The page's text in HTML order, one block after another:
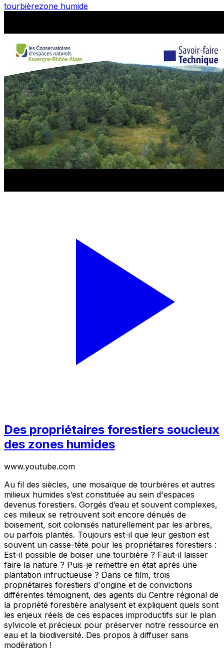
tourbièrezone humide
Des propriétaires forestiers soucieux
des zones humides
www.youtube.com
Au fil des siècles, une mosaïque de tourbières et autres
milieux humides s’est constituée au sein d'espaces
devenus forestiers. Gorgés d’eau et souvent complexes,
ces milieux se retrouvent soit encore dénués de
boisement, soit colonisés naturellement par les arbres,
ou parfois plantés. Toujours est-il que leur gestion est
souvent un casse-tête pour les propriétaires forestiers :
Est-il possible de boiser une tourbière ? Faut-il laisser
faire la nature ? Puis-je remettre en état après une
plantation infructueuse ? Dans ce film, trois
propriétaires forestiers d'origine et de convictions
différentes témoignent, des agents du Centre régional de
la propriété forestière analysent et expliquent quels sont
les enjeux réels de ces espaces improductifs sur le plan
sylvicole et précieux pour préserver notre ressource en
eau et la biodiversité. Des propos à diffuser sans
modération !